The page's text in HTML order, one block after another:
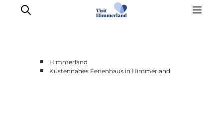
■
Himmerland
■
Küstennahes Ferienhaus in Himmerland